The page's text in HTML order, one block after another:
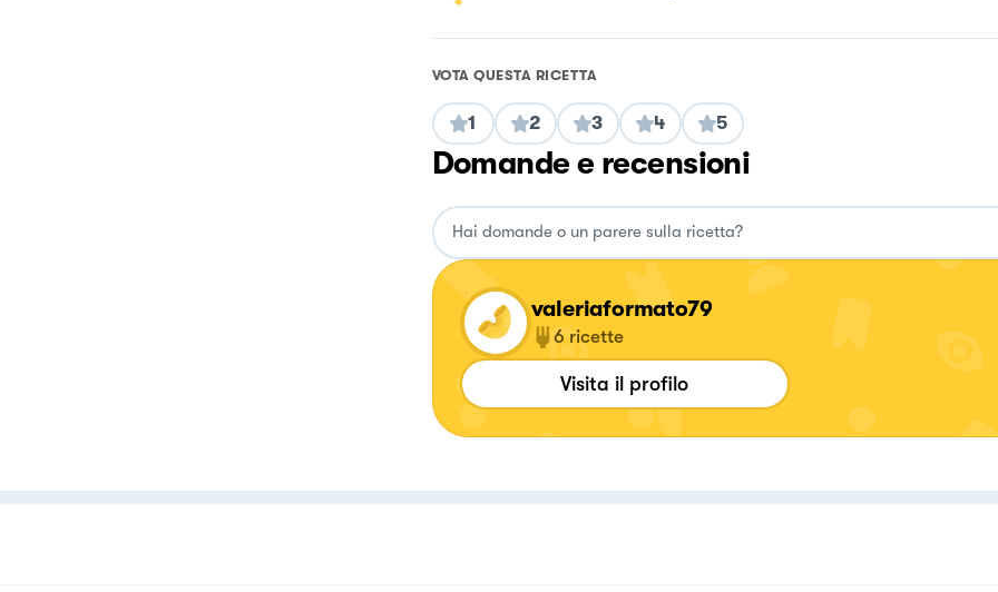
VOTA QUESTA RICETTA
1 2 3 4 5
Domande e recensioni
valeriaformato79
6 ricette
Visita il profilo